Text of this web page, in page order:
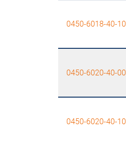
0450-6018-40-10
0450-6020-40-00
0450-6020-40-10